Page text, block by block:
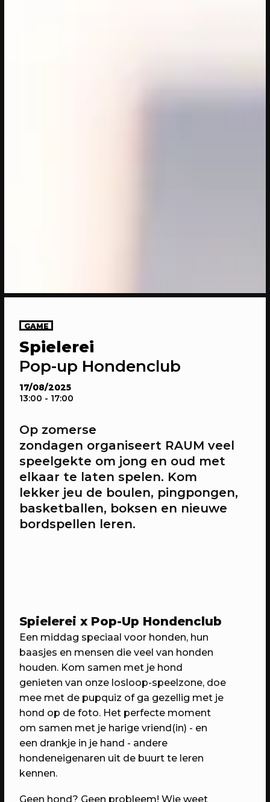
20/04/2023
Gesprekken: Onze stad, ons canvas
Over de verdiepende gesprekken op
Onze stad, ons canvas
ons canvas
GAME
17/08/2025
13:00 - 17:00
Spielerei
Pop-up Hondenclub
Op zomerse
zondagen organiseert RAUM veel
speelgekte om jong en oud met
elkaar te laten spelen. Kom
lekker jeu de boulen, pingpongen,
basketballen, boksen en nieuwe
bordspellen leren.
Spielerei x Pop-Up Hondenclub
Een middag speciaal voor honden, hun
baasjes en mensen die veel van honden
houden. Kom samen met je hond
genieten van onze losloop-speelzone, doe
mee met de pupquiz of ga gezellig met je
hond op de foto. Het perfecte moment
om samen met je harige vriend(in) - en
een drankje in je hand - andere
hondeneigenaren uit de buurt te leren
kennen.
Geen hond? Geen probleem! Wie weet